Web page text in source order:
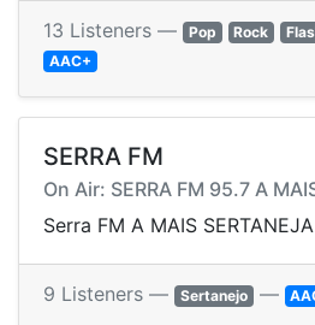
13 Listeners — Pop Rock
AAC+
SERRA FM
On Air: SERRA FM 95.7 A
Serra FM A MAIS SERTANEJA
9 Listeners — Sertanejo —